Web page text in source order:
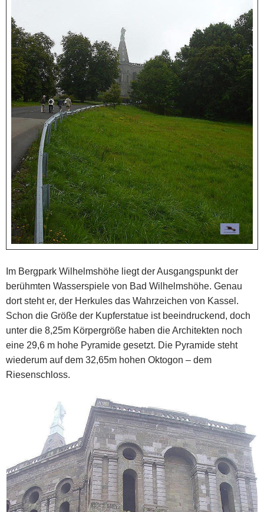
Im Bergpark Wilhelmshöhe liegt der Ausgangspunkt der
berühmten Wasserspiele von Bad Wilhelmshöhe. Genau
dort steht er, der Herkules das Wahrzeichen von Kassel.
Schon die Größe der Kupferstatue ist beeindruckend, doch
unter die 8,25m Körpergröße haben die Architekten noch
eine 29,6 m hohe Pyramide gesetzt. Die Pyramide steht
wiederum auf dem 32,65m hohen Oktogon – dem
Riesenschloss.